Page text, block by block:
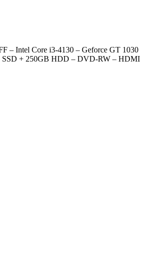
– Intel Core i3-4130 – Geforce GT 1030
+ 250GB HDD – DVD-RW – HDMI